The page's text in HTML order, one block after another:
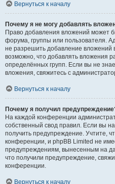
Вернуться к началу
Почему я не могу добавлять
Право добавления вложений может
форума, группы или пользователя.
не разрешить добавление вложений
возможно, что добавлять вложения
определённых групп. Если вы не
вложения, свяжитесь с
Вернуться к началу
Почему я получил
На каждой конференции
собственный свод правил. Если вы
получить предупреждение. Учтите,
конференции, и phpBB Limited не
предупреждениям, вынесенным на
что получили предупреждение,
конференции.
Вернуться к началу